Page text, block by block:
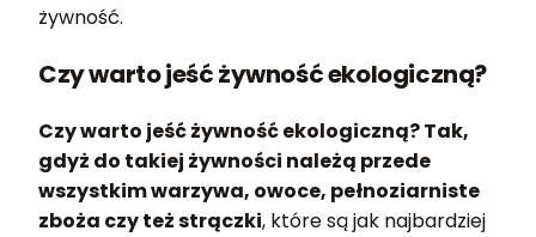
żywność.
Czy warto jeść żywność ekologiczną?
Czy warto jeść żywność ekologiczną? Tak,
gdyż do takiej żywności należą przede
wszystkim warzywa, owoce, pełnoziarniste
zboża czy też strączki, które są jak najbardziej